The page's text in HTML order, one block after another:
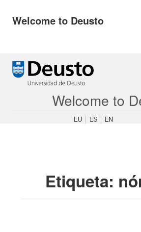
Welcome to Deusto
Saltar
contenido
Welcome to
EU ES EN
Etiqueta: